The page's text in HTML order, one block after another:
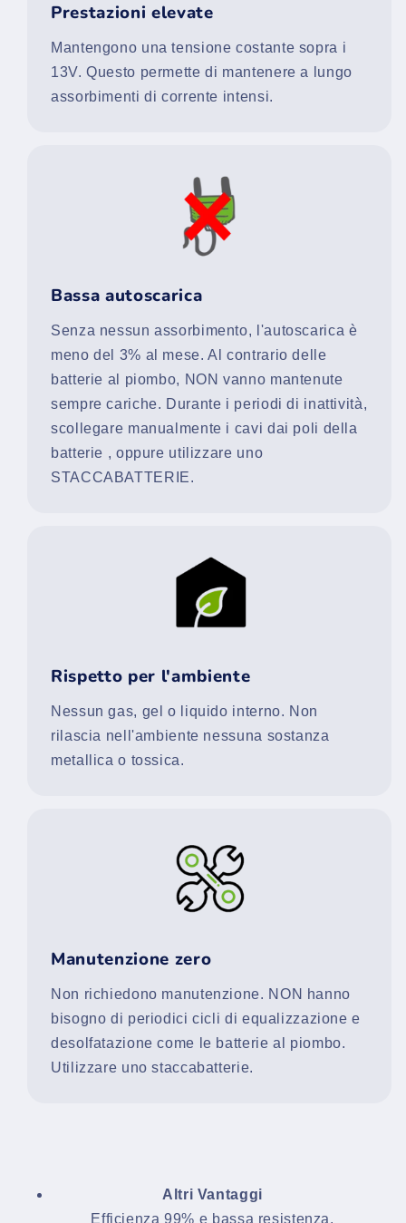
Prestazioni elevate
Mantengono una tensione costante sopra i
13V. Questo permette di mantenere a lungo
assorbimenti di corrente intensi.
Bassa autoscarica
Senza nessun assorbimento, l'autoscarica è
meno del 3% al mese. Al contrario delle
batterie al piombo, NON vanno mantenute
sempre cariche. Durante i periodi di inattività,
scollegare manualmente i cavi dai poli della
batterie , oppure utilizzare uno
STACCABATTERIE.
Rispetto per l'ambiente
Nessun gas, gel o liquido interno. Non
rilascia nell'ambiente nessuna sostanza
metallica o tossica.
Manutenzione zero
Non richiedono manutenzione. NON hanno
bisogno di periodici cicli di equalizzazione e
desolfatazione come le batterie al piombo.
Utilizzare uno staccabatterie.
Altri Vantaggi
Efficienza 99% e bassa resistenza.